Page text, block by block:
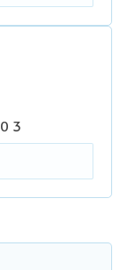
3 Place Martin Levasseur 93400